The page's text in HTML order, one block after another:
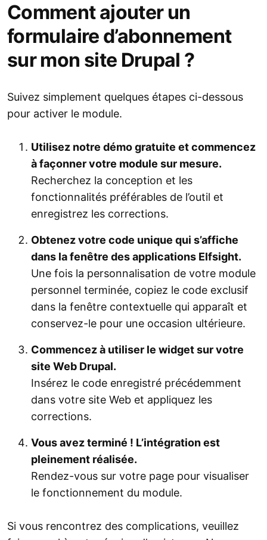
Comment ajouter un
formulaire d’abonnement
sur mon site Drupal ?
Suivez simplement quelques étapes ci-dessous
pour activer le module.
Utilisez notre démo gratuite et commencez
à façonner votre module sur mesure.
Recherchez la conception et les
fonctionnalités préférables de l’outil et
enregistrez les corrections.
Obtenez votre code unique qui s’affiche
dans la fenêtre des applications Elfsight.
Une fois la personnalisation de votre module
personnel terminée, copiez le code exclusif
dans la fenêtre contextuelle qui apparaît et
conservez-le pour une occasion ultérieure.
Commencez à utiliser le widget sur votre
site Web Drupal.
Insérez le code enregistré précédemment
dans votre site Web et appliquez les
corrections.
Vous avez terminé ! L’intégration est
pleinement réalisée.
Rendez-vous sur votre page pour visualiser
le fonctionnement du module.
Si vous rencontrez des complications, veuillez